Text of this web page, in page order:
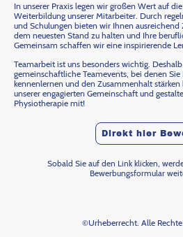
In unserer Praxis legen wir großen Wert auf
Weiterbildung unserer Mitarbeiter. Durch
und Schulungen bieten wir Ihnen ausreichend
dem neuesten Stand zu halten und Ihre
Gemeinsam schaffen wir eine inspirierende
Teamarbeit ist uns besonders wichtig.
gemeinschaftliche Teamevents, bei denen Sie
kennenlernen und den Zusammenhalt stärken
unserer engagierten Gemeinschaft und
Physiotherapie mit!
Direkt hier
Sobald Sie auf den Link klicken,
Bewerbungsformular
©Urheberrecht. Alle